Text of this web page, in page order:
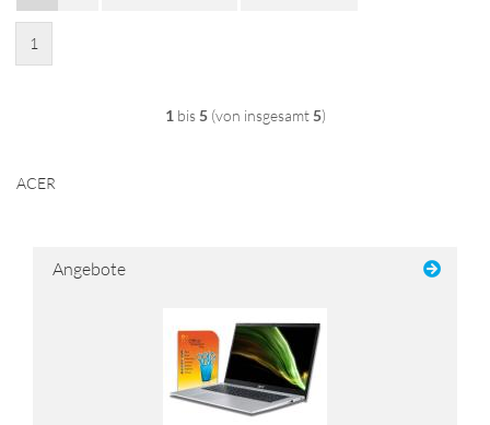
1
1 bis5(von insgesamt5)
ACER
Angebote